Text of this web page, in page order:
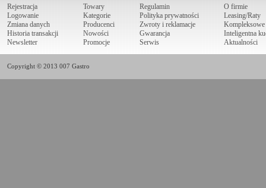
Rejestracja
Logowanie
Zmiana danych
Historia transakcji
Newsletter
Towary
Kategorie
Producenci
Nowości
Promocje
Regulamin
Polityka prywatności
Zwroty i reklamacje
Gwarancja
Serwis
O firmie
Leasing/Raty
Kompleksowe
Inteligentna
Aktualności
Copyright © 2013 007 Gastro